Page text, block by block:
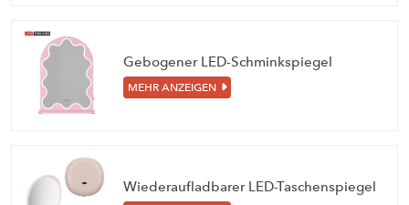
Gebogener LED-Schminkspiegel
MEHR ANZEIGEN
Wiederaufladbarer LED-Taschenspiegel